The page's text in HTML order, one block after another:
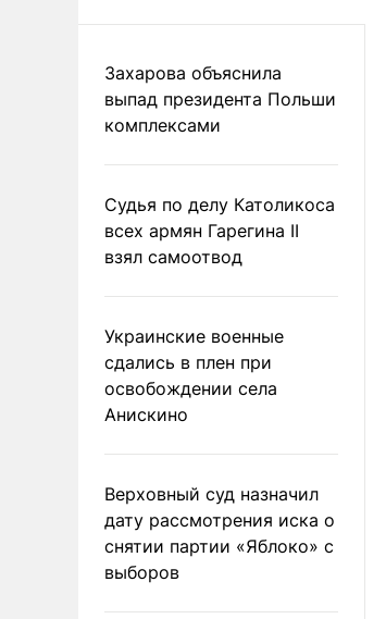
Захарова объяснила
выпад президента Польши
комплексами
Судья по делу Католикоса
всех армян Гарегина II
взял самоотвод
Украинские военные
сдались в плен при
освобождении села
Анискино
Верховный суд назначил
дату рассмотрения иска о
снятии партии «Яблоко» с
выборов